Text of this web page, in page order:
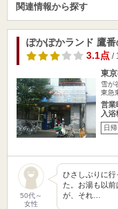
関連情報から探す
ぽかぽかランド 鷹番
3.1点/
東
雪が
東急
営業
入浴
日帰
50代～
女性
ひさしぶりに行
た。お湯も以
が、それ…